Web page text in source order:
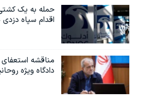
حمله به یک کشتی
اقدام سپاه
مناقشه
دادگاه ویژه